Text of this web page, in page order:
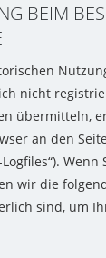
BEIM
nicht
übermitteln,
an den
Wenn
wir die
sind, um